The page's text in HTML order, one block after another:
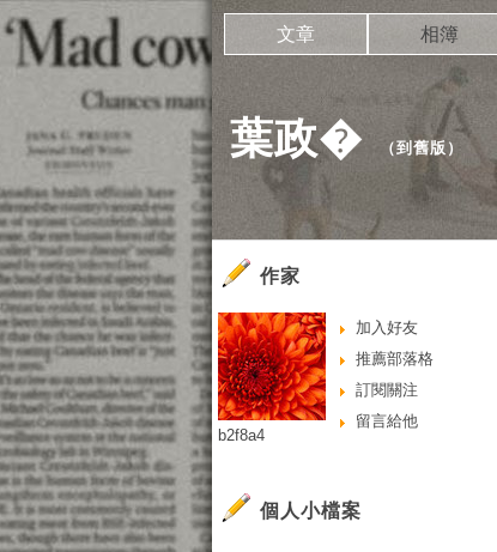
葉政� （到舊版 ）
文章 相簿
作家
加入好友
推薦部落格
訂閱關注
留言給他
b2f8a4
個人小檔案